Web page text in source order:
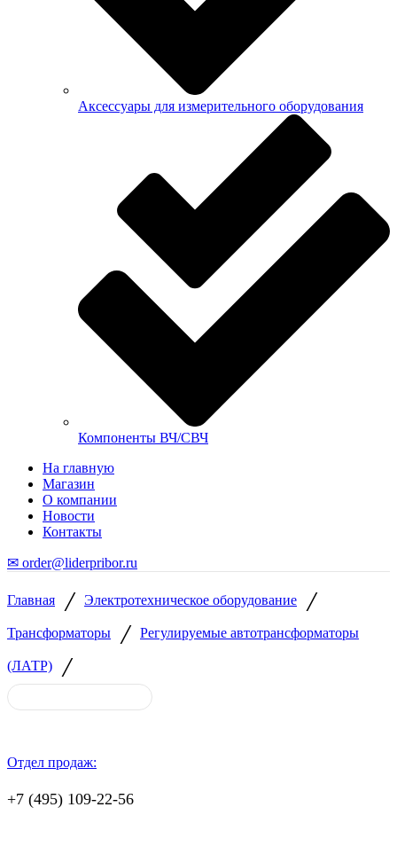
Аксессуары для измерительного оборудования
Компоненты ВЧ/СВЧ
На главную
Магазин
О компании
Новости
Контакты
✉ order@liderpribor.ru
Главная / Электротехническое оборудование /
Трансформаторы / Регулируемые автотрансформаторы
(ЛАТР) /
Отдел продаж:
+7 (495) 109-22-56